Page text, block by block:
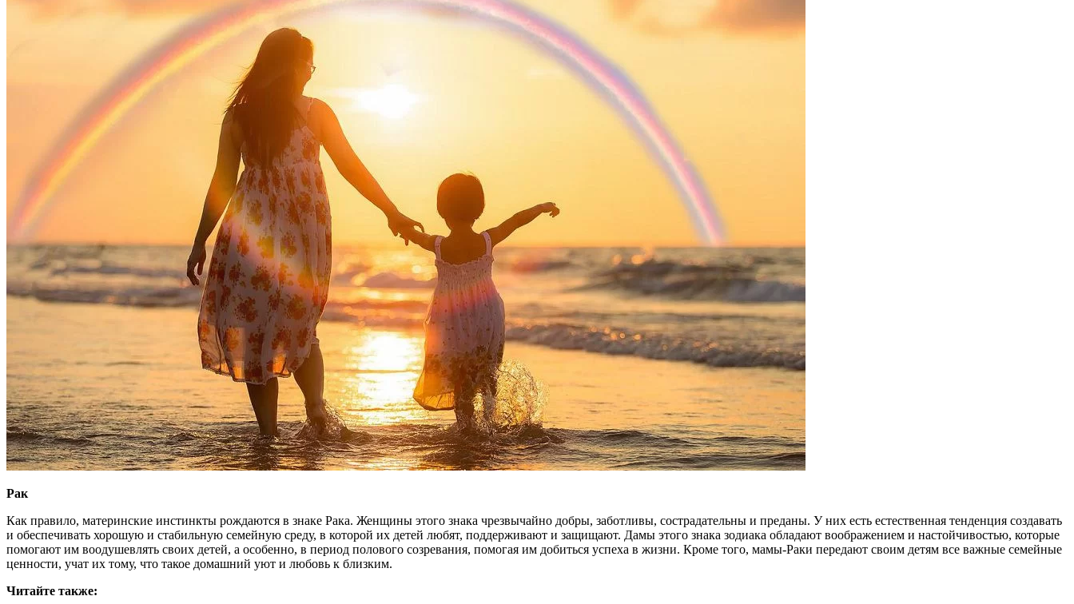
Рак
Как правило, материнские инстинкты рождаются в знаке Рака. Женщины этого знака чрезвычайно добры, заботливы, сострадательны и преданы. У них есть естественная тенденция создавать
и обеспечивать хорошую и стабильную семейную среду, в которой их детей любят, поддерживают и защищают. Дамы этого знака зодиака обладают воображением и настойчивостью, которые
помогают им воодушевлять своих детей, а особенно, в период полового созревания, помогая им добиться успеха в жизни. Кроме того, мамы-Раки передают своим детям все важные семейные
ценности, учат их тому, что такое домашний уют и любовь к близким.
Читайте также: